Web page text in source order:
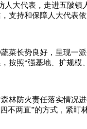
大代表，走进五陂镇
支持和保障人大代表
长势良好，呈现一
按照“强基地、扩规模
林防火责任落实情况
两直”的方式，紧盯